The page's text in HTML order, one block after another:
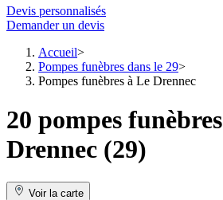
Devis personnalisés
Demander un devis
Accueil
Pompes funèbres dans le 29
Pompes funèbres à Le Drennec
20 pompes
Drennec (29)
Voir la carte